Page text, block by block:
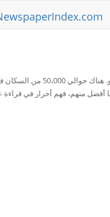
الصحف جزر فارو. هنا واحدة من أكبر
منهم، فهم أحرار في قراءة